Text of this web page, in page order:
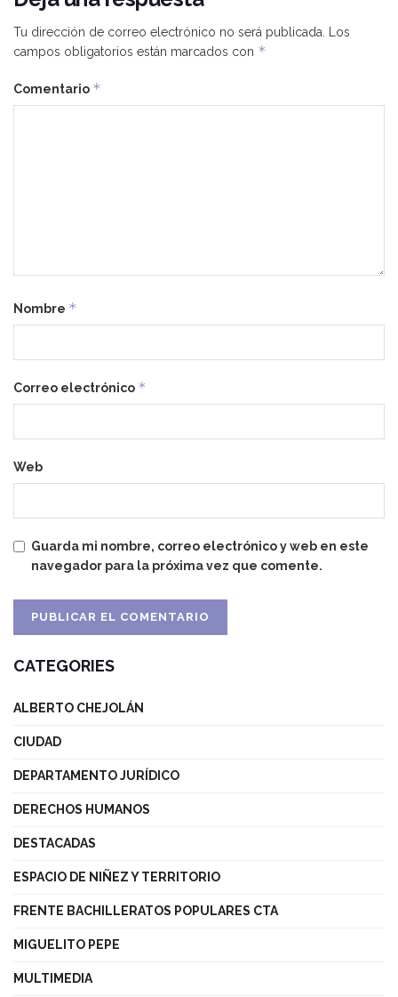
Tu dirección de correo electrónico no será publicada.
Los
campos obligatorios están marcados con *
Comentario *
Nombre *
Correo electrónico *
Web
Guarda mi nombre, correo electrónico y web en este
navegador para la próxima vez que comente.
CATEGORIES
ALBERTO CHEJOLÁN
CIUDAD
DEPARTAMENTO JURÍDICO
DERECHOS HUMANOS
DESTACADAS
ESPACIO DE NIÑEZ Y TERRITORIO
FRENTE BACHILLERATOS POPULARES CTA
MIGUELITO PEPE
MULTIMEDIA